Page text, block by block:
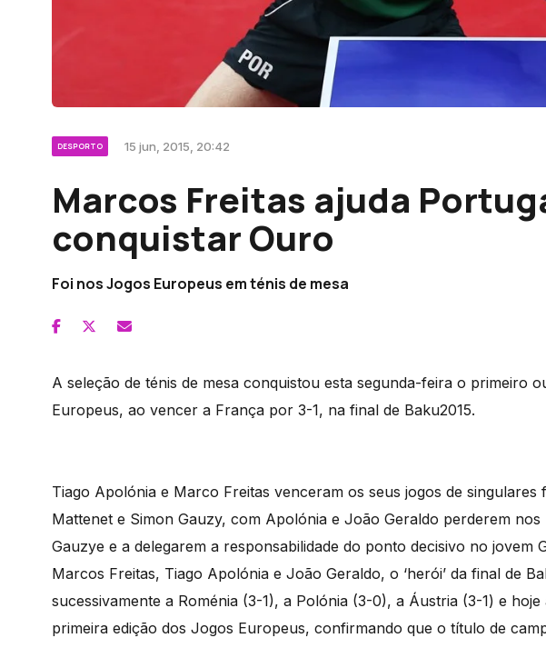
DESPORTO 15 jun, 2015, 20:42
Marcos Freitas ajuda
conquistar Ouro
Foi nos Jogos Europeus em ténis de mesa
A seleção de ténis de mesa conquistou esta segunda-feira o primeiro
Europeus, ao vencer a França por 3-1, na final de Baku2015.
Tiago Apolónia e Marco Freitas venceram os seus jogos de
Mattenet e Simon Gauzy, com Apolónia e João Geraldo perderem
Gauzye e a delegarem a responsabilidade do ponto decisivo no jovem
Marcos Freitas, Tiago Apolónia e João Geraldo, o ‘herói’ da final de
sucessivamente a Roménia (3-1), a Polónia (3-0), a Áustria (3-1) e
primeira edição dos Jogos Europeus, confirmando que o título de